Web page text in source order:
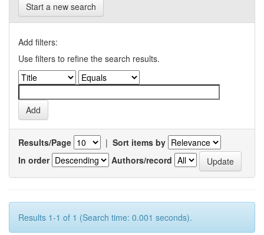
Start a new search
Add filters:
Use filters to refine the search results.
Results/Page | Sort items by
In order
Authors/record
Results 1-1 of 1 (Search time: 0.001 seconds).